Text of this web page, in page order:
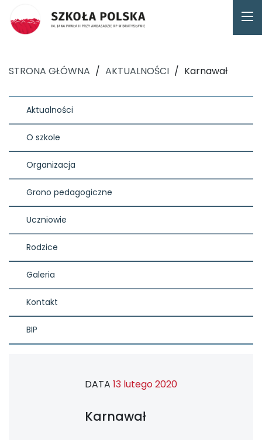
STRONA GŁÓWNA / AKTUALNOŚCI / Karnawał
Aktualności
O szkole
Organizacja
Grono pedagogiczne
Uczniowie
Rodzice
Galeria
Kontakt
BIP
DATA 13 lutego 2020
Karnawał